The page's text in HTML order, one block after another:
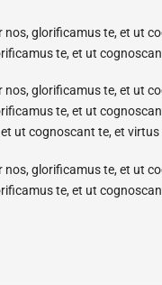
nos, glorificamus te, et ut
te, et ut
nos, glorificamus te, et ut
te, et ut
ut cognoscant te, et
nos, glorificamus te, et ut
te, et ut